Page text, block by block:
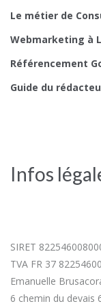
Le métier de
Webmarketing à
Référencement
Guide du
Infos
SIRET
TVA FR 37
Emanuelle
6 chemin du devais